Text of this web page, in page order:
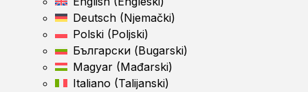
Deutsch (Njemački)
Polski (Poljski)
Български (Bugarski)
Magyar (Mađarski)
Italiano (Talijanski)